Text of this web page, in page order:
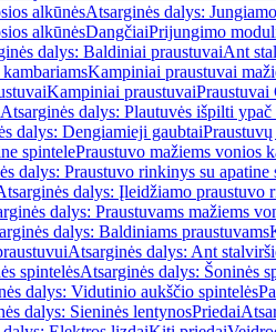
alkūnėsAtsarginės dalys:
alkūnėsDangčiaiPrijungimo
dalys: Baldiniai praustuvaiAnt
Kampiniai praustuvai
Kampiniai praustuvaiPraustuvai
Atsarginės dalys: Plautuvės išpilti ypač
dalys: Dengiamieji gaubtai
spintelePraustuvo mažiems vonios
dalys: Praustuvo rinkinys su apatine
dalys: Įleidžiamo praustuvo
dalys: Praustuvams mažiems
dalys: Baldiniams praustuvams
Atsarginės dalys: Ant
spintelėsAtsarginės dalys: Šoninės
dalys: Vidutinio aukščio spintelės
dalys: Sieninės lentynosPriedai